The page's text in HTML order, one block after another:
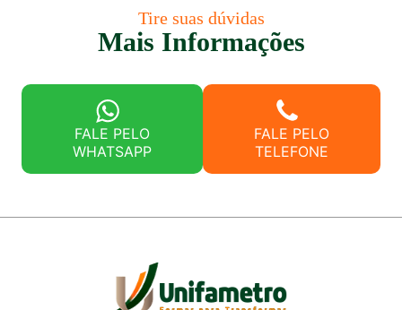
Tire suas dúvidas
Mais Informações
FALE PELO
WHATSAPP
FALE PELO
TELEFONE